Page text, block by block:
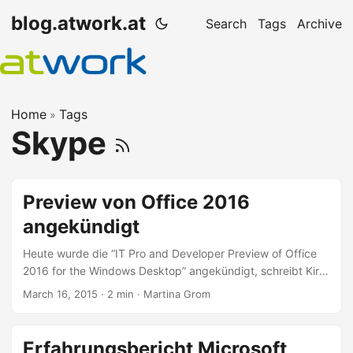
blog.atwork.at Search Tags Archive
Home » Tags
Skype
Preview von Office 2016
angekündigt
Heute wurde die “IT Pro and Developer Preview of Office
2016 for the Windows Desktop” angekündigt, schreibt Kirk
Koenigsbauer, corporate vice president for the Office 365
Das neue Look & Feel ist frisch und passt in das Office
March 16, 2015 · 2 min · Martina Grom